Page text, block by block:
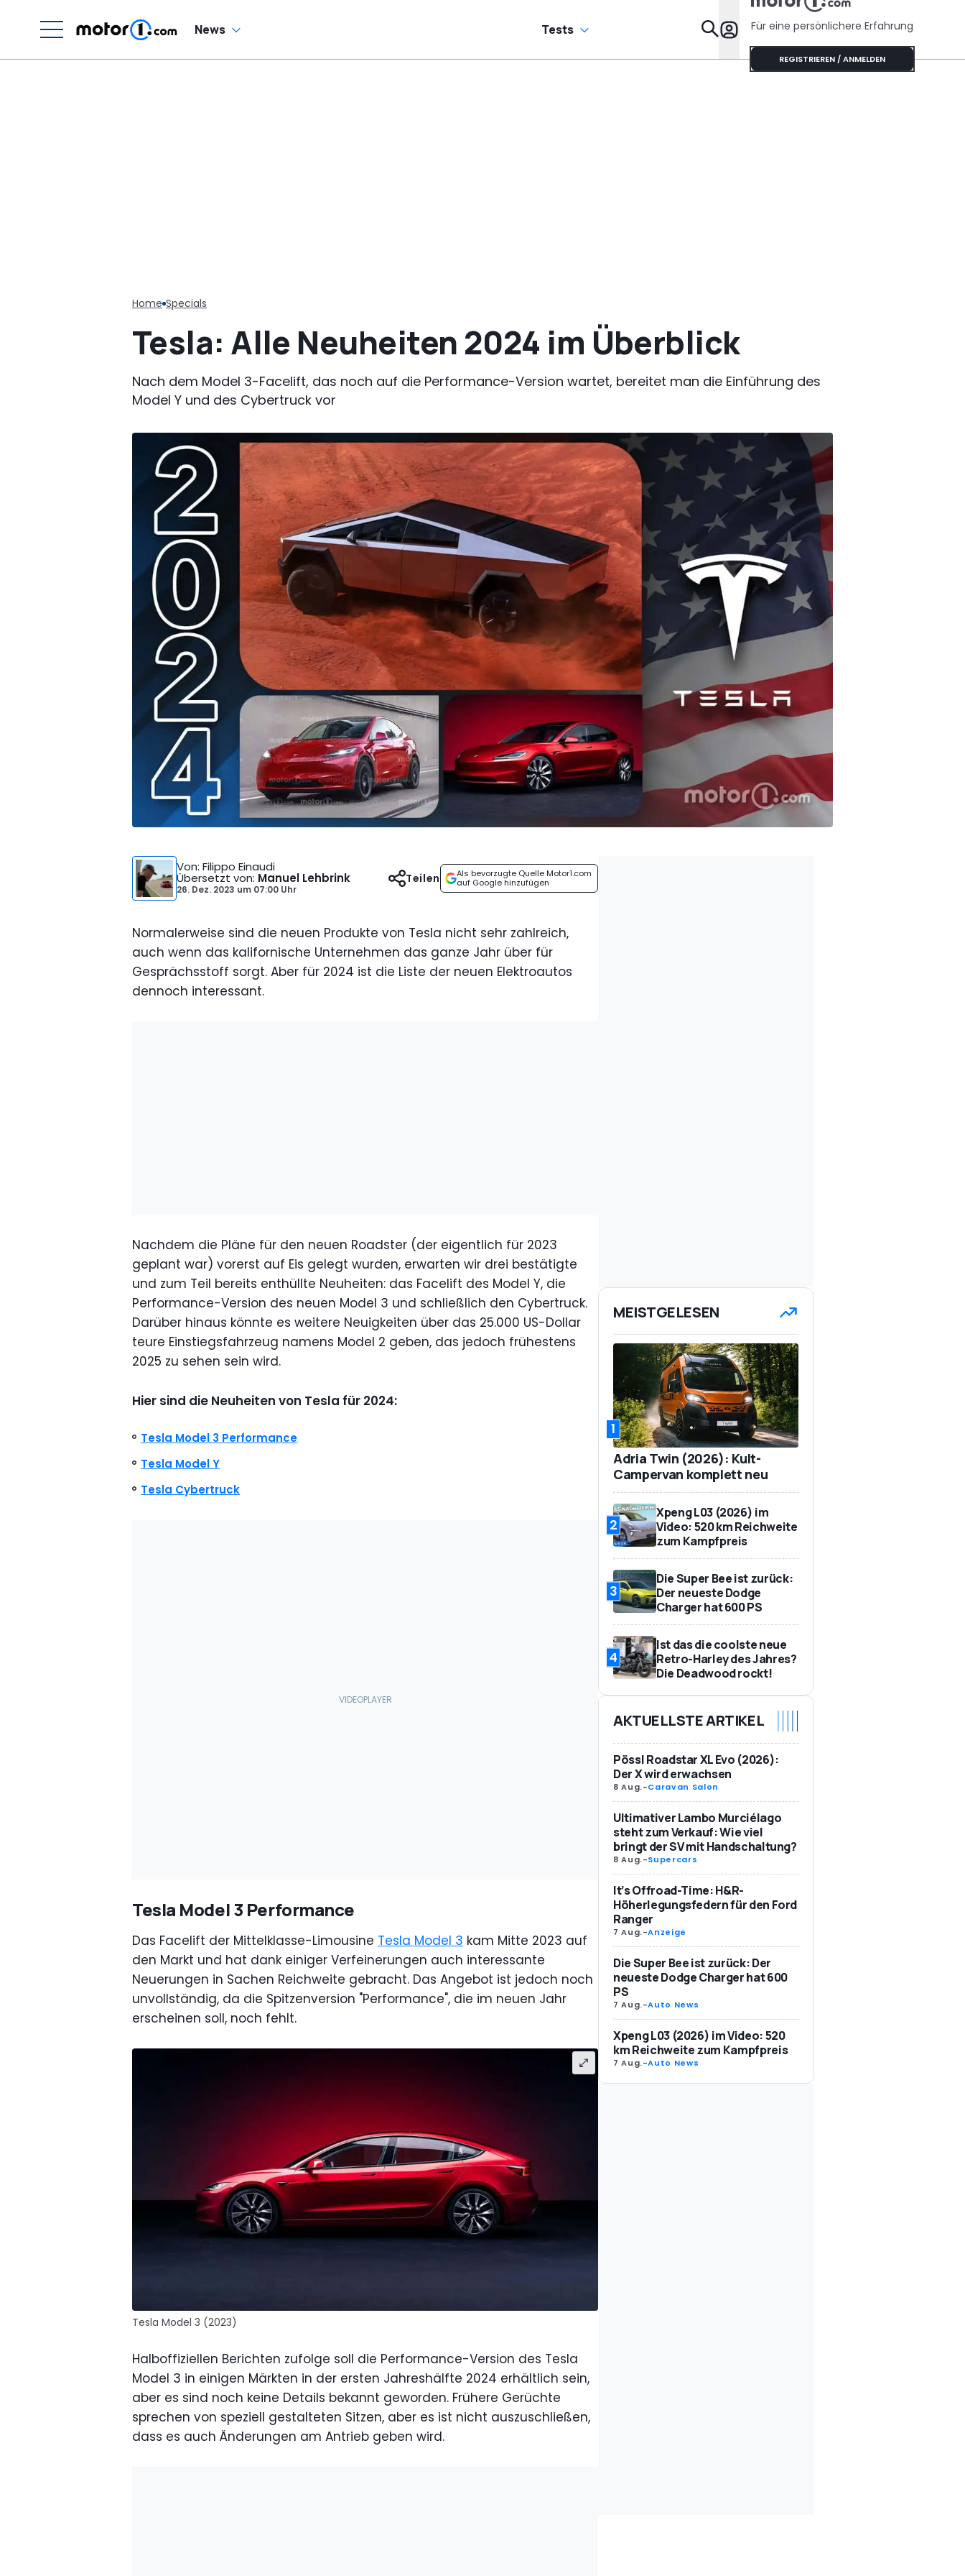
News Tests Specials
Für eine persönlichere Erfahrung
REGISTRIEREN / ANMELDEN
Home Specials
Tesla: Alle Neuheiten 2024 im Überblick
Nach dem Model 3-Facelift, das noch auf die Performance-Version wartet, bereitet man die Einführung des
Model Y und des Cybertruck vor
Von: Filippo Einaudi
Übersetzt von: Manuel Lehbrink
26. Dez. 2023 um 07:00 Uhr
Als bevorzugte Quelle Motor1.com
auf Google hinzufügen
Teilen
Normalerweise sind die neuen Produkte von Tesla nicht sehr zahlreich,
auch wenn das kalifornische Unternehmen das ganze Jahr über für
Gesprächsstoff sorgt. Aber für 2024 ist die Liste der neuen Elektroautos
dennoch interessant.
Nachdem die Pläne für den neuen Roadster (der eigentlich für 2023
geplant war) vorerst auf Eis gelegt wurden, erwarten wir drei bestätigte
und zum Teil bereits enthüllte Neuheiten: das Facelift des Model Y, die
Performance-Version des neuen Model 3 und schließlich den Cybertruck.
Darüber hinaus könnte es weitere Neuigkeiten über das 25.000 US-Dollar
teure Einstiegsfahrzeug namens Model 2 geben, das jedoch frühestens
2025 zu sehen sein wird.
Hier sind die Neuheiten von Tesla für 2024:
Tesla Model 3 Performance
Tesla Model Y
Tesla Cybertruck
Tesla Model 3 Performance
Das Facelift der Mittelklasse-Limousine Tesla Model 3 kam Mitte 2023 auf
den Markt und hat dank einiger Verfeinerungen auch interessante
Neuerungen in Sachen Reichweite gebracht. Das Angebot ist jedoch noch
unvollständig, da die Spitzenversion "Performance", die im neuen Jahr
erscheinen soll, noch fehlt.
Tesla Model 3 (2023)
Halboffiziellen Berichten zufolge soll die Performance-Version des Tesla
Model 3 in einigen Märkten in der ersten Jahreshälfte 2024 erhältlich sein,
aber es sind noch keine Details bekannt geworden. Frühere Gerüchte
sprechen von speziell gestalteten Sitzen, aber es ist nicht auszuschließen,
dass es auch Änderungen am Antrieb geben wird.
MEISTGELESEN
1
Adria Twin (2026): Kult-
Campervan komplett neu
2
Xpeng L03 (2026) im
Video: 520 km Reichweite
zum Kampfpreis
3
Die Super Bee ist zurück:
Der neueste Dodge
Charger hat 600 PS
4
Ist das die coolste neue
Retro-Harley des Jahres?
Die Deadwood rockt!
AKTUELLSTE ARTIKEL
Pössl Roadstar XL Evo (2026):
Der X wird erwachsen
8 Aug.-Caravan Salon
Ultimativer Lambo Murciélago
steht zum Verkauf: Wie viel
bringt der SV mit Handschaltung?
8 Aug.-Supercars
It’s Offroad-Time: H&R-
Höherlegungsfedern für den Ford
Ranger
7 Aug.-Anzeige
Die Super Bee ist zurück: Der
neueste Dodge Charger hat 600
PS
7 Aug.-Auto News
Xpeng L03 (2026) im Video: 520
km Reichweite zum Kampfpreis
7 Aug.-Auto News
Handschaltung?